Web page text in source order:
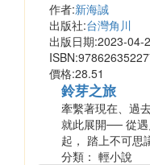
作者:新海誠
出版社:台灣角川
出版日期:2023-04-
價格:28.51
鈴芽之旅
牽繫著現在、過
就此展開── 從
起， 踏上不可思
分類： 輕小說